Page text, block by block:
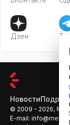
Дзен
Новости
© 2009 - 2026,
E-mail: